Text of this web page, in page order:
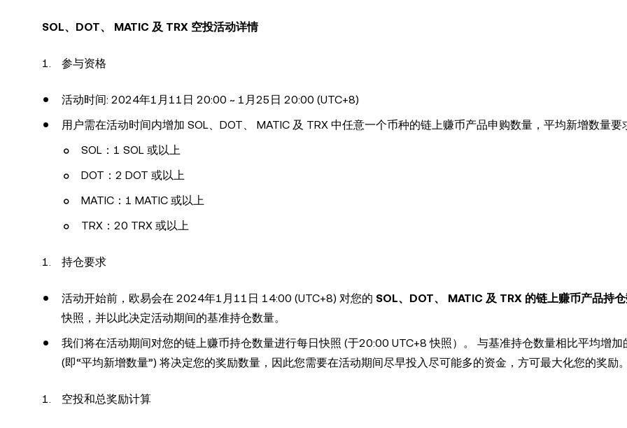
SOL、DOT、 MATIC 及 TRX 空投活动详情
参与资格
活动时间: 2024年1月11日 20:00 ~ 1月25日 20:00 (UTC+8)
用户需在活动时间内增加 SOL、DOT、 MATIC 及 TRX 中任意一个币种的链上赚币产品申购数量，平均新增数量要
SOL：1 SOL 或以上
DOT：2 DOT 或以上
MATIC：1 MATIC 或以上
TRX：20 TRX 或以上
持仓要求
活动开始前，欧易会在 2024年1月11日 14:00 (UTC+8) 对您的 SOL、DOT、 MATIC 及 TRX 的链上赚币产品持
快照，并以此决定活动期间的基准持仓数量。
我们将在活动期间对您的链上赚币持仓数量进行每日快照 (于20:00 UTC+8 快照）。 与基准持仓数量相比平均增加
(即“平均新增数量”) 将决定您的奖励数量，因此您需要在活动期间尽早投入尽可能多的资金，方可最大化您的奖励
空投和总奖励计算